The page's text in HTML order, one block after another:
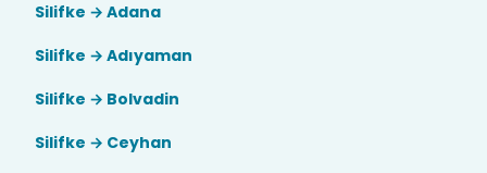
Silifke → Adana
Silifke → Adıyaman
Silifke → Bolvadin
Silifke → Ceyhan